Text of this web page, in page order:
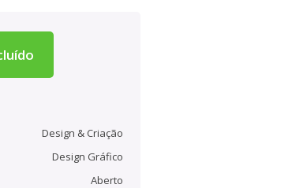
Design & Criação
Design Gráfico
Aberto